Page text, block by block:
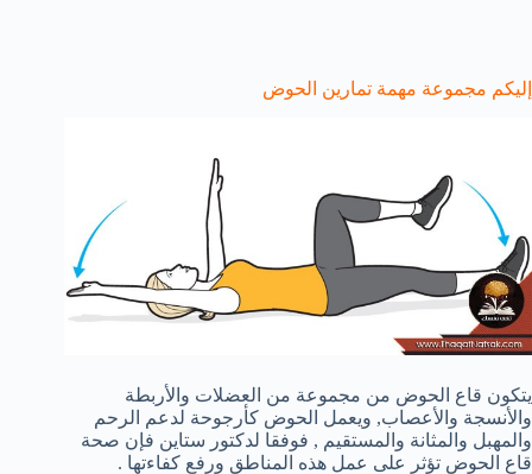
إليكم مجموعة مهمة تمارين الحوض
يتكون قاع الحوض من مجموعة من العضلات والأربطة
والأنسجة والأعصاب, ويعمل الحوض كأرجوحة لدعم الرحم
والمهبل والمثانة والمستقيم , فوفقا لدكتور ستاين فإن صحة
قاع الحوض تؤثر على عمل هذه المناطق ورفع كفاءتها .